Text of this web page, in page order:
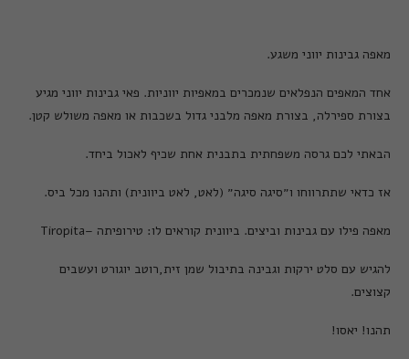
מאפה גבינות יווני משגע.
אחד המאפים הנפלאים שנמכרים במאפיות יווניות. פאי גבינות יווני מגיע
בצורת ספירלה, בצורת מאפה מלבני גדול בשכבות או מאפה משולש קטן.
הבאתי לכם גרסה משפחתית בתבנית אחת שכיף לאכול ביחד.
אז כדאי שתתרווחו ו״סיגה סיגה״ (לאט, לאט ביוונית) ותהנו מכל ביס.
מאפה פילו עם גבינות וביצים. ביוונית קוראים לו: טירופיתה –Tiropita
להגיש עם סלט ירקות וגבינה בתיבול שמן זית,רוטב יוגורט ועשבים
קצוצים.
תהנו! יאסו!